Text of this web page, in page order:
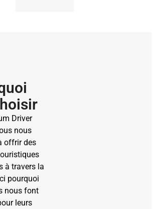
Driver
nous
offrir des
à travers la
pourquoi
nous font
leurs